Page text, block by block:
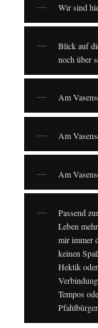
Wir sind
Blick auf
noch über
Am
Am
Am
Passend
Leben
mir immer
keinen
Hektik
Tempos